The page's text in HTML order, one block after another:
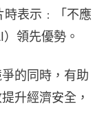
時表示﹕「不應
領先優勢。
的同時，有助
升經濟安全，